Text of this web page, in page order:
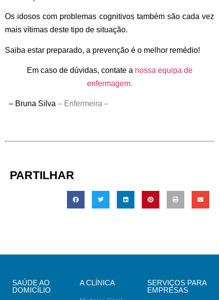
Os idosos com problemas cognitivos também são cada vez
mais vítimas deste tipo de situação.
Saiba estar preparado, a prevenção é o melhor remédio!
Em caso de dúvidas, contate a nossa equipa de
enfermagem.
– Bruna Silva – Enfermeira –
PARTILHAR
SAÚDE AO
DOMICÍLIO
A CLÍNICA
SERVIÇOS PARA
EMPRESAS